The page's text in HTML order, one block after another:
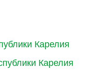
Карелия
Карелия